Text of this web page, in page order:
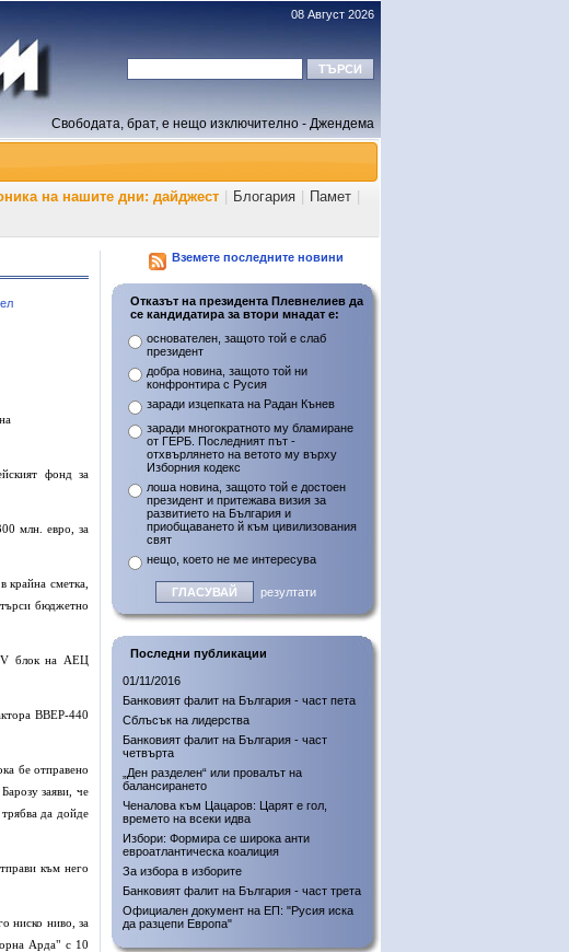
08 Август 2026
Свободата, брат, е нещо изключително - Джендема
на нашите дни: дайджест Блогария Памет
фонд за
млн. евро, за
сметка,
търси бюджетно
ІV блок на АЕЦ
ВВЕР-440
бе отправено
заяви, че
да дойде
към него
ниско ниво, за
Арда" с 10
Вземете последните новини
Отказът на президента Плевнелиев да
се кандидатира за втори мнадат е:
основателен, защото той е слаб
президент
добра новина, защото той ни
конфронтира с Русия
заради изцепката на Радан Кънев
заради многократното му бламиране
от ГЕРБ. Последният път -
отхвърлянето на ветото му върху
Изборния кодекс
лоша новина, защото той е достоен
президент и притежава визия за
развитието на България и
приобщаването й към цивилизования
свят
нещо, което не ме интересува
резултати
Последни публикации
01/11/2016
Банковият фалит на България - част пета
Сблъсък на лидерства
Банковият фалит на България - част
четвърта
„Ден разделен“ или провалът на
балансирането
Ченалова към Цацаров: Царят е гол,
времето на всеки идва
Избори: Формира се широка анти
евроатлантическа коалиция
За избора в изборите
Банковият фалит на България - част трета
Официален документ на ЕП: "Русия иска
да разцепи Европа"